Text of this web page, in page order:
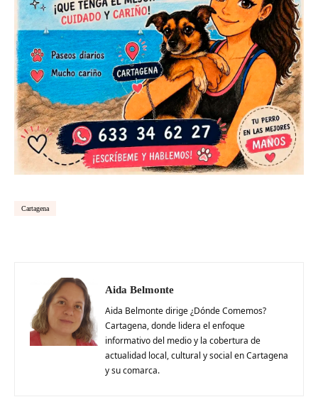
Cartagena
Aida Belmonte
Aida Belmonte dirige ¿Dónde Comemos?
Cartagena, donde lidera el enfoque
informativo del medio y la cobertura de
actualidad local, cultural y social en Cartagena
y su comarca.